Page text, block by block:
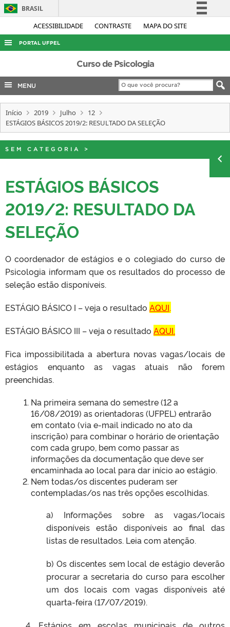
ACESSIBILIDADE CONTRASTE MAPA DO SITE
BRASIL
Simplifique!
Acesso à informação
Legislação
Canais
PORTAL UFPEL
ACESSO À INFORMAÇÃO
AUDITORIA
COBALTO
CONCURSOS
INTERNACIONAL
PORTARIAS
Curso de Psicologia
MENU
Início 2019 Julho
12
ESTÁGIOS BÁSICOS 2019/2: RESULTADO DA SELEÇÃO
SEM CATEGORIA >
ESTÁGIOS BÁSICOS
2019/2: RESULTADO DA
SELEÇÃO
O coordenador de estágios e o colegiado do curso de
Psicologia informam que os resultados do processo de
seleção estão disponíveis.
ESTÁGIO BÁSICO I – veja o resultado AQUI.
ESTÁGIO BÁSICO III – veja o resultado AQUI.
Fica impossibilitada a abertura novas vagas/locais de
estágios enquanto as vagas atuais não forem
preenchidas.
Na primeira semana do semestre (12 a
16/08/2019) as orientadoras (UFPEL) entrarão
em contato (via e-mail indicado no ato da
inscrição) para combinar o horário de orientação
com cada grupo, bem como passar as
informações da documentação que deve ser
encaminhada ao local para dar início ao estágio.
Nem todas/os discentes puderam ser
contempladas/os nas três opções escolhidas.
a) Informações sobre as vagas/locais
disponíveis estão disponíveis ao final das
listas de resultados. Leia com atenção.
b) Os discentes sem local de estágio deverão
procurar a secretaria do curso para escolher
um dos locais com vagas disponíveis até
quarta-feira (17/07/2019).